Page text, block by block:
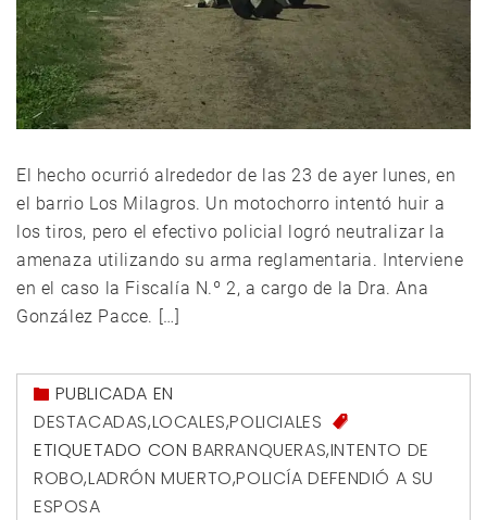
El hecho ocurrió alrededor de las 23 de ayer lunes, en
el barrio Los Milagros. Un motochorro intentó huir a
los tiros, pero el efectivo policial logró neutralizar la
amenaza utilizando su arma reglamentaria. Interviene
en el caso la Fiscalía N.º 2, a cargo de la Dra. Ana
González Pacce. […]
PUBLICADA EN
DESTACADAS,LOCALES,POLICIALES
ETIQUETADO CON BARRANQUERAS,INTENTO DE
ROBO,LADRÓN MUERTO,POLICÍA DEFENDIÓ A SU
ESPOSA